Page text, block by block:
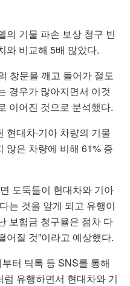
의 기물 파손 보상 청구 빈
와 비교해 5배 많았다.
창문을 깨고 들어가 절도
경우가 많아지면서 이것
이어진 것으로 분석했다.
현대차·기아 차량의 기물
않은 차량에 비해 61% 증
도둑들이 현대차와 기아
는 것을 알게 되고 유행이
보험금 청구율은 점차 다
어질 것”이라고 예상했다.
터 틱톡 등 SNS를 통해
유행하면서 현대차와 기